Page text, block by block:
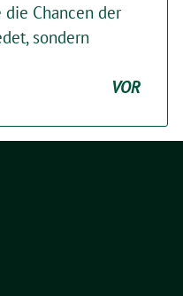
Chancen der
sondern
VOR